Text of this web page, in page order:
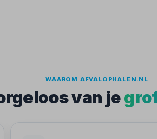
WAAROM AFVALOPHALEN.NL
van je